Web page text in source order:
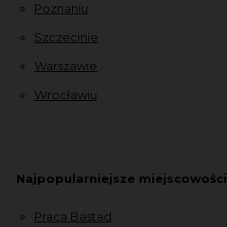
Poznaniu
Szczecinie
Warszawie
Wrocławiu
Najpopularniejsze miejscowości
Praca Bastad